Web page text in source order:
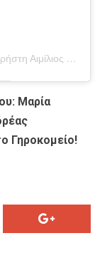
Η δημοσίευση κοινοποιήθηκε από το χρήστη Αιμίλιος Χειλάκης (@aimilios_chilakis_official)
Μαρία
Γηροκομείο!